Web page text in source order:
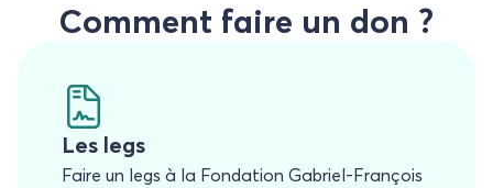
Comment faire un don ?
Les legs
Faire un legs à la Fondation Gabriel-François